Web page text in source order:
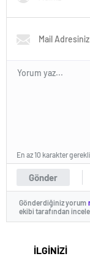
Gönder
En az 10 karakter gerekli
Gönderdiğiniz yorum
ekibi tarafından
İLGİNİZİ